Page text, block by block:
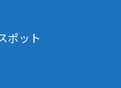
ポット